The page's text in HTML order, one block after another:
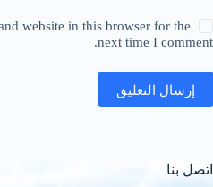
website in this browser for the
next time I comment.
إرسال التعليق
اتصل بنا